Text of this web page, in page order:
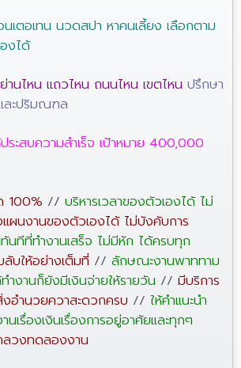
นเตอเทน นวดสปา หาคนเลี้ยง เลือกตาม
องได้
านไหน แถวไหน ถนนไหน เขตไหน ปรึกษา
ละปริมณฑล
ะสบความสำเร็จ เป้าหมาย 400,000
100% // บริหารเวลาของตัวเองได้ ไม่
แผนงานของตัวเองได้ ไม่บังคับการ
นทีที่ทำงานเสร็จ ไม่มีหัก ได้ครบทุก
บให้อย่างเต็มที่ // ลักษณะงานพาททาม
ำงานก็ยังมีเงินจ่ายให้รายวัน // มีบริการ
อำนวยควาสะดวกครบ // ให้คำแนะนำ
นเรื่องเงินเรื่องการอยู่อาศัยและทุกๆ
ลวงทดลองงาน